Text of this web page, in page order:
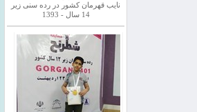
نایب قهرمان کشور در رده سنی زیر
14 سال - 1393